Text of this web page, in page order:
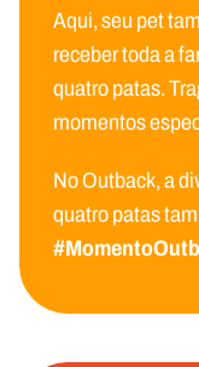
Aqui, seu pet
receber toda a
quatro patas.
momentos
No Outback, a
quatro patas